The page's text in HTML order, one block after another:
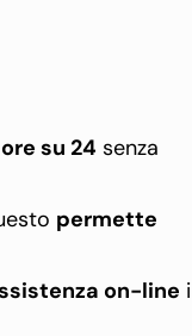
su 24 senza
permette
on-line i